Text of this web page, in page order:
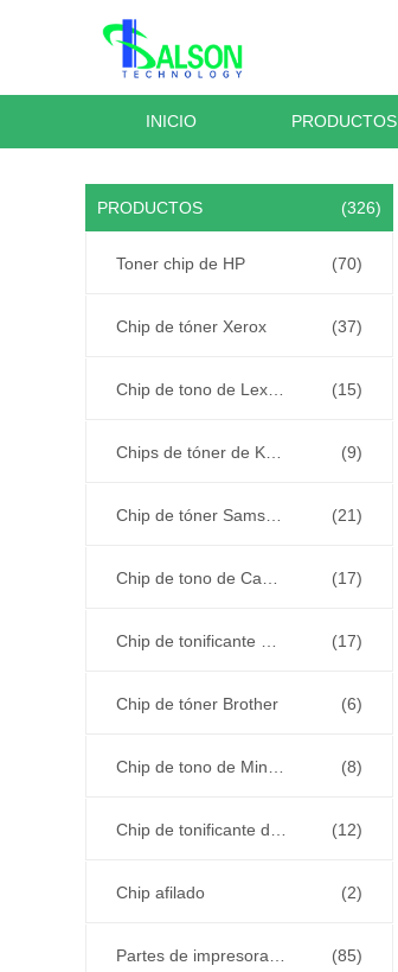
INICIO PRODUCTOS
PRODUCTOS (326)
Toner chip de HP (70)
Chip de tóner Xerox (37)
(15)
(9)
(21)
(17)
(17)
Chip de tóner Brother (6)
(8)
(12)
Chip afilado (2)
(85)